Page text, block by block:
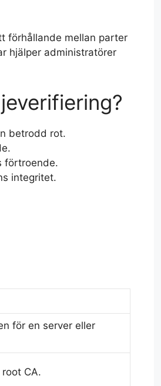
förhållande mellan parter
hjälper administratörer
betrodd rot.
förtroende.
integritet.
för en server eller
CA.